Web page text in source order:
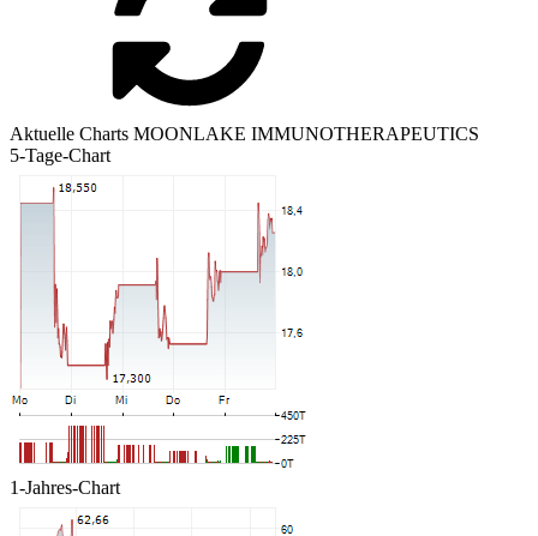
Aktuelle Charts MOONLAKE IMMUNOTHERAPEUTICS
5-Tage-Chart
1-Jahres-Chart